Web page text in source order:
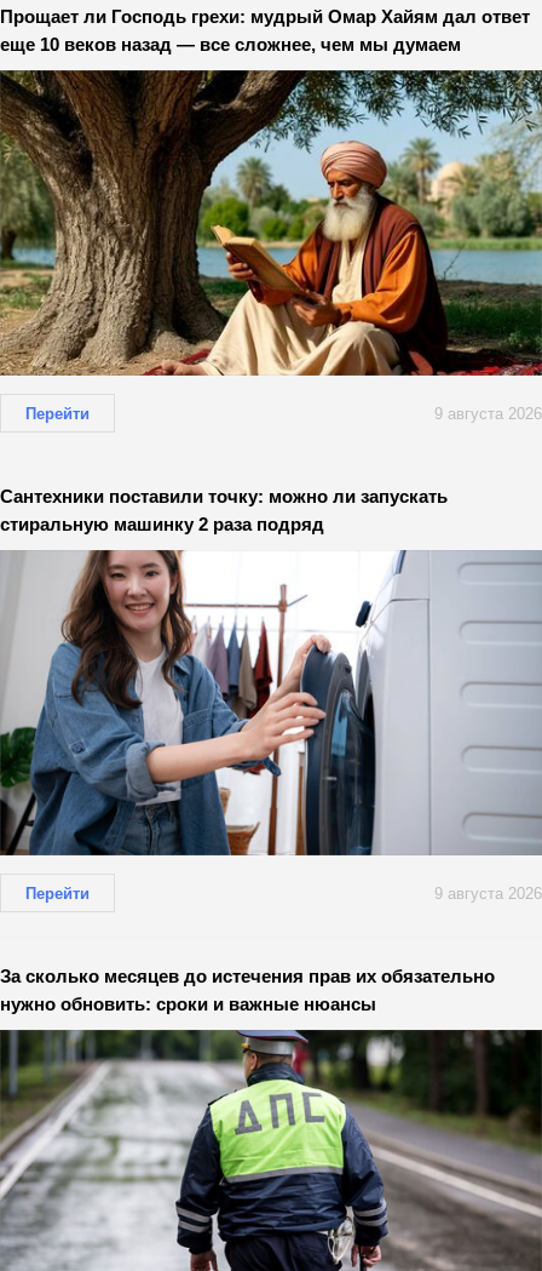
Прощает ли Господь грехи: мудрый Омар Хайям дал ответ
еще 10 веков назад — все сложнее, чем мы думаем
Перейти 9 августа 2026
Сантехники поставили точку: можно ли запускать
стиральную машинку 2 раза подряд
Перейти 9 августа 2026
За сколько месяцев до истечения прав их обязательно
нужно обновить: сроки и важные нюансы